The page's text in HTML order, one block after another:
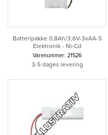
Batteripakke 0,8Ah/3,6V-3xAA-S
Elektronik - Ni-Cd
Varenummer: 21526
3-5 dages levering